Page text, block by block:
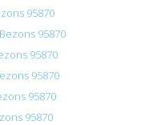
95870
95870
95870
95870
95870
95870